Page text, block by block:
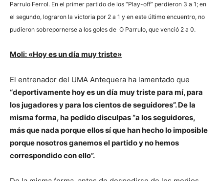
Parrulo Ferrol. En el primer partido de los “Play-off” perdieron 3 a 1; en
el segundo, lograron la victoria por 2 a 1 y en este último encuentro, no
pudieron sobrepornerse a los goles de O Parrulo, que venció 2 a 0.
Moli: «Hoy es un día muy triste»
El entrenador del UMA Antequera ha lamentado que
“deportivamente hoy es un día muy triste para mí, para
los jugadores y para los cientos de seguidores”. De la
misma forma, ha pedido disculpas “a los seguidores,
más que nada porque ellos sí que han hecho lo imposible
porque nosotros ganemos el partido y no hemos
correspondido con ello”.